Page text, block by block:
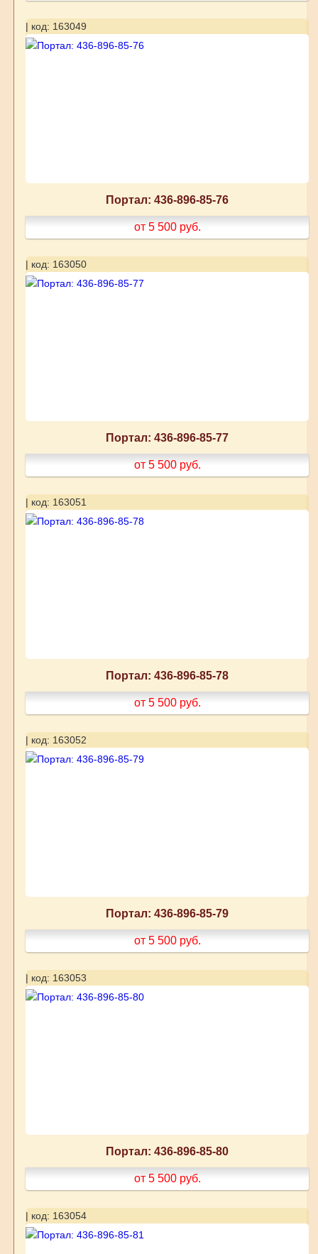
| код: 163049
Портал: 436-896-85-76
от 5 500 руб.
| код: 163050
Портал: 436-896-85-77
от 5 500 руб.
| код: 163051
Портал: 436-896-85-78
от 5 500 руб.
| код: 163052
Портал: 436-896-85-79
от 5 500 руб.
| код: 163053
Портал: 436-896-85-80
от 5 500 руб.
| код: 163054